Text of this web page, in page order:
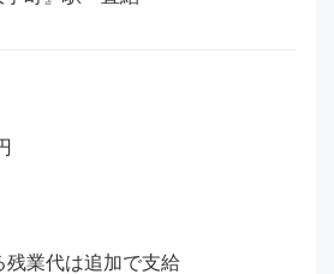
業代は追加で支給